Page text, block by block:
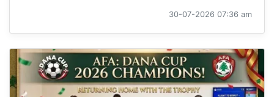
30-07-2026 07:36 am